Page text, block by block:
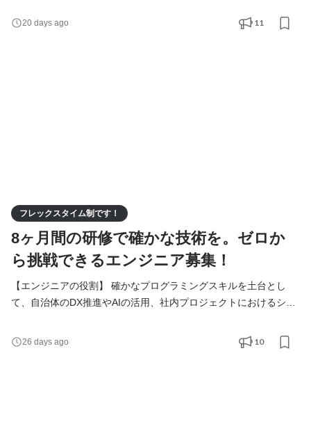
の方々の暮らしや、地方の企業の業務がどう変わるかです。その
20 days ago 11
フレックスタイム制です！
8ヶ月間の研修で確かな技術を。ゼロか
ら挑戦できるエンジニア募集！
【エンジニアの役割】 確かなプログラミングスキルを土台とし
て、自治体のDX推進やAIの活用、社内プロジェクトにおけるシス
技術を習得し、段階的に実務へと携わっていきます。 住民や職員
の皆さん、地域に根差した企業様の「生の声」を直接聞きながら
26 days ago 10